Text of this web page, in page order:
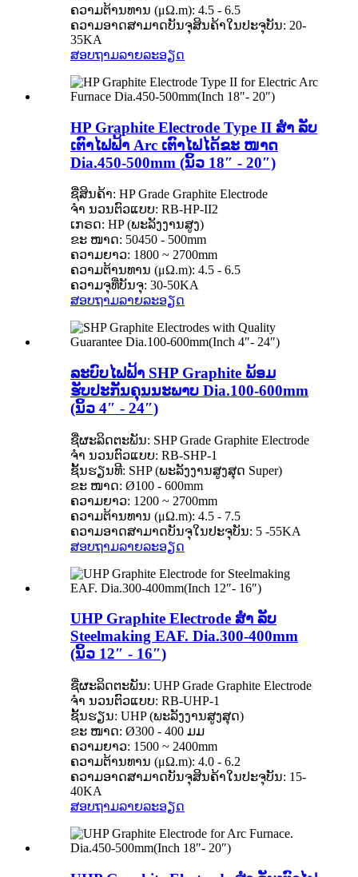
ຄວາມຕ້ານທານ (μΩ.m): 4.5 - 6.5
ຄວາມອາດສາມາດບັນຈຸສິນຄ້າໃນປະຈຸບັນ: 20-
35KA
ສອບຖາມລາຍລະອຽດ
HP Graphite Electrode Type II ສຳ ລັບ
ເຕົາໄຟຟ້າ Arc ເຕົາໄຟໄດ້ຂະ ໜາດ
Dia.450-500mm (ນິ້ວ 18″ - 20″)
ຊື່ສິນຄ້າ: HP Grade Graphite Electrode
ຈຳ ນວນຕົວແບບ: RB-HP-II2
ເກຣດ: HP (ພະລັງງານສູງ)
ຂະ ໜາດ: 50450 - 500mm
ຄວາມຍາວ: 1800 ~ 2700mm
ຄວາມຕ້ານທານ (μΩ.m): 4.5 - 6.5
ຄວາມຈຸທີ່ບັນຈຸ: 30-50KA
ສອບຖາມລາຍລະອຽດ
ລະບົບໄຟຟ້າ SHP Graphite ພ້ອມ
ຮັບປະກັນຄຸນນະພາບ Dia.100-600mm
(ນິ້ວ 4″ - 24″)
ຊື່ຜະລິດຕະພັນ: SHP Grade Graphite Electrode
ຈຳ ນວນຕົວແບບ: RB-SHP-1
ຊັ້ນຮຽນທີ: SHP (ພະລັງງານສູງສຸດ Super)
ຂະ ໜາດ: Ø100 - 600mm
ຄວາມຍາວ: 1200 ~ 2700mm
ຄວາມຕ້ານທານ (μΩ.m): 4.5 - 7.5
ຄວາມອາດສາມາດບັນຈຸໃນປະຈຸບັນ: 5 -55KA
ສອບຖາມລາຍລະອຽດ
UHP Graphite Electrode ສຳ ລັບ
Steelmaking EAF. Dia.300-400mm
(ນິ້ວ 12″ - 16″)
ຊື່ຜະລິດຕະພັນ: UHP Grade Graphite Electrode
ຈຳ ນວນຕົວແບບ: RB-UHP-1
ຊັ້ນຮຽນ: UHP (ພະລັງງານສູງສຸດ)
ຂະ ໜາດ: Ø300 - 400 ມມ
ຄວາມຍາວ: 1500 ~ 2400mm
ຄວາມຕ້ານທານ (μΩ.m): 4.0 - 6.2
ຄວາມອາດສາມາດບັນຈຸສິນຄ້າໃນປະຈຸບັນ: 15-
40KA
ສອບຖາມລາຍລະອຽດ